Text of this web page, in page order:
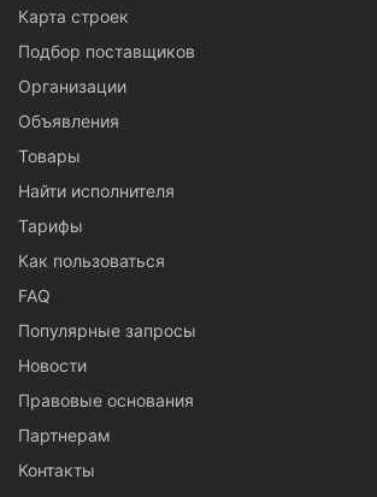
Карта строек
Подбор поставщиков
Организации
Объявления
Товары
Найти исполнителя
Тарифы
Как пользоваться
FAQ
Популярные запросы
Новости
Правовые основания
Партнерам
Контакты